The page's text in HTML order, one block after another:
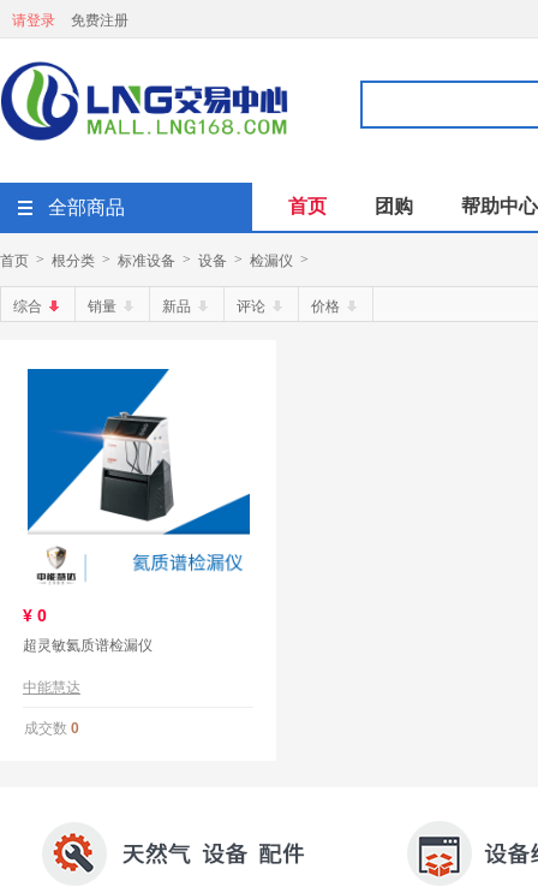
请登录 免费注册
全部商品 首页 团购 帮助中心
首页 > 根分类 > 标准设备 > 设备 > 检漏仪 >
综合 销量 新品 评论 价格
¥ 0
超灵敏氦质谱检漏仪
中能慧达
成交数 0